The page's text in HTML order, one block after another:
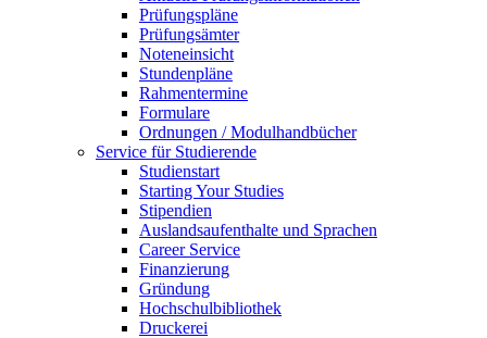
Prüfungspläne
Prüfungsämter
Noteneinsicht
Stundenpläne
Rahmentermine
Formulare
Ordnungen / Modulhandbücher
Service für Studierende
Studienstart
Starting Your Studies
Stipendien
Auslandsaufenthalte und Sprachen
Career Service
Finanzierung
Gründung
Hochschulbibliothek
Druckerei